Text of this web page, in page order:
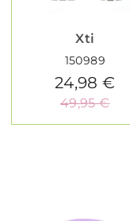
Xti
150989
24,98 €
49,95 €